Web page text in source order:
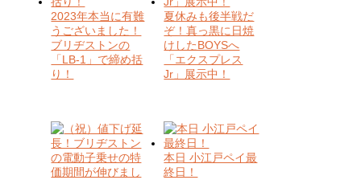
2023年本当に有難
うございました！
ブリヂストンの
「LB-1」で締め括
り！
夏休みも後半戦だ
ぞ！真っ黒に日焼
けしたBOYSへ
「エクスプレス
Jr」展示中！
本日 小江戸ペイ最
終日！